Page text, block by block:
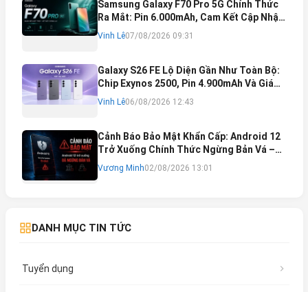
Samsung Galaxy F70 Pro 5G Chính Thức
Ra Mắt: Pin 6.000mAh, Cam Kết Cập Nhật
Phần Mềm 6 Năm
Vinh Lê07/08/2026 09:31
Galaxy S26 FE Lộ Diện Gần Như Toàn Bộ:
Chip Exynos 2500, Pin 4.900mAh Và Giá
Bán Dự Kiến
Vinh Lê06/08/2026 12:43
Cảnh Báo Bảo Mật Khẩn Cấp: Android 12
Trở Xuống Chính Thức Ngừng Bản Vá –
Rủi Ro Mất Tài Khoản Ngân Hàng & Cách
Khắc Phục
Vương Minh02/08/2026 13:01
DANH MỤC TIN TỨC
Tuyển dụng